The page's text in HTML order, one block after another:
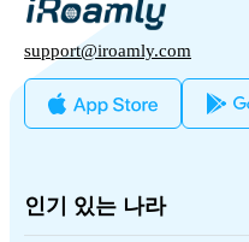
support@iroamly.com
인기 있는 나라
미국